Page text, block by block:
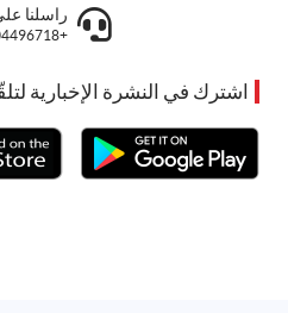
راسلنا
+971504496718
اشترك في النشرة الإخبارية